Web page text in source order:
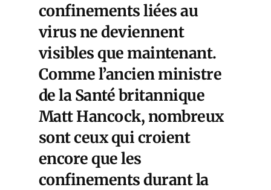
confinements liées au
virus ne deviennent
visibles que maintenant.
Comme l’ancien ministre
de la Santé britannique
Matt Hancock, nombreux
sont ceux qui croient
encore que les
confinements durant la